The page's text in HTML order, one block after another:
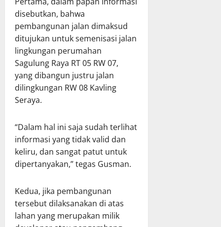
disebutkan, bahwa
pembangunan jalan dimaksud
ditujukan untuk semenisasi jalan
lingkungan perumahan
Sagulung Raya RT 05 RW 07,
yang dibangun justru jalan
dilingkungan RW 08 Kavling
Seraya.
“Dalam hal ini saja sudah terlihat
informasi yang tidak valid dan
keliru, dan sangat patut untuk
dipertanyakan,” tegas Gusman.
Kedua, jika pembangunan
tersebut dilaksanakan di atas
lahan yang merupakan milik